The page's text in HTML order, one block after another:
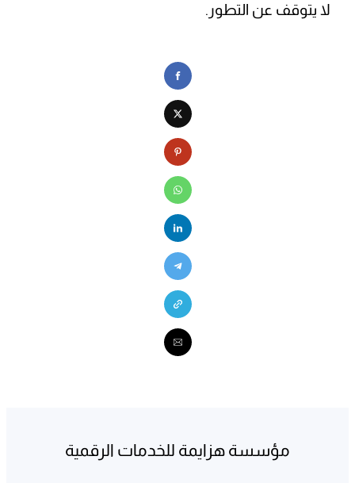
لا يتوقف عن التطور.
مؤسسة هزايمة للخدمات الرقمية